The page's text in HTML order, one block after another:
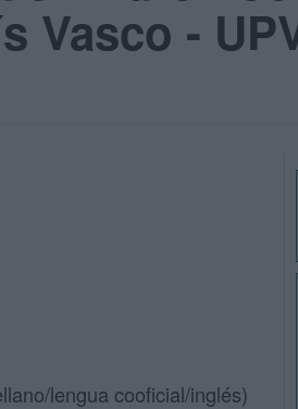
Vasco -
lengua cooficial/inglés)